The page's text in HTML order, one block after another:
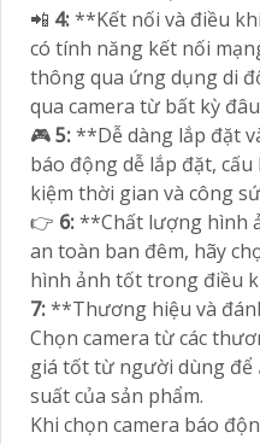
📲 4:**Kết nối và điều
có tính năng kết nối
thông qua ứng dụng di
qua camera từ bất kỳ
🎮5:**Dễ dàng lắp đặt
báo động dễ lắp đặt,
kiệm thời gian và công
👉 6:**Chất lượng hình
an toàn ban đêm, hãy
hình ảnh tốt trong điều
7:**Thương hiệu và
Chọn camera từ các
giá tốt từ người dùng để
suất của sản phẩm.
Khi chọn camera báo